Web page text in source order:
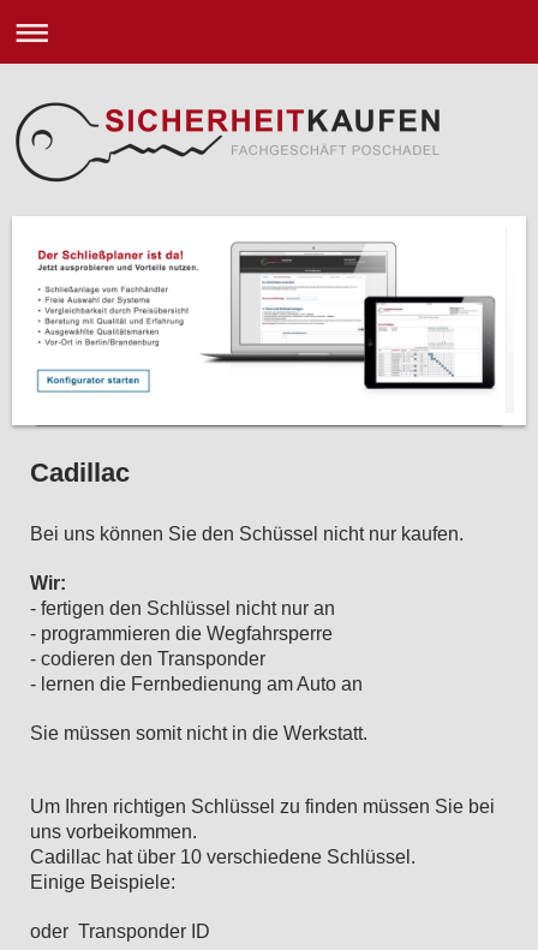
Cadillac
Bei uns können Sie den Schüssel nicht nur kaufen.
Wir:
- fertigen den Schlüssel nicht nur an
- programmieren die Wegfahrsperre
- codieren den Transponder
- lernen die Fernbedienung am Auto an
Sie müssen somit nicht in die Werkstatt.
Um Ihren richtigen Schlüssel zu finden müssen Sie bei
uns vorbeikommen.
Cadillac hat über 10 verschiedene Schlüssel.
Einige Beispiele:
oder Transponder ID